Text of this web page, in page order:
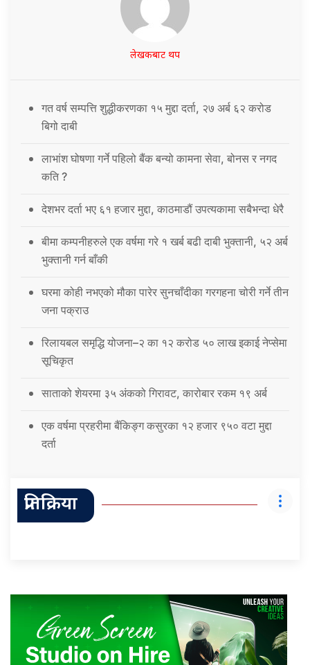
लेखकबाट थप
गत वर्ष सम्पत्ति शुद्धीकरणका १५ मुद्दा दर्ता, २७ अर्ब ६२ करोड
बिगो दाबी
लाभांश घोषणा गर्ने पहिलो बैंक बन्यो कामना सेवा, बोनस र नगद
कति ?
देशभर दर्ता भए ६१ हजार मुद्दा, काठमाडौं उपत्यकामा सबैभन्दा धेरै
बीमा कम्पनीहरुले एक वर्षमा गरे १ खर्ब बढी दाबी भुक्तानी, ५२ अर्ब
भुक्तानी गर्न बाँकी
घरमा कोही नभएको मौका पारेर सुनचाँदीका गरगहना चोरी गर्ने तीन
जना पक्राउ
रिलायबल समृद्धि योजना–२ का १२ करोड ५० लाख इकाई नेप्सेमा
सूचिकृत
साताको शेयरमा ३५ अंकको गिरावट, कारोबार रकम १९ अर्ब
एक वर्षमा प्रहरीमा बैंकिङ्ग कसुरका १२ हजार ९५० वटा मुद्दा
दर्ता
प्रतिक्रिया